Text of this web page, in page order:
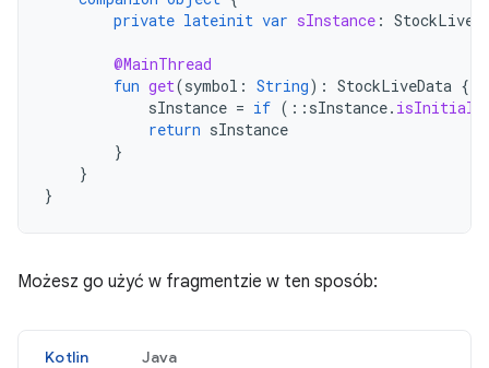
private lateinit var sInstance :
@MainThread
fun get(symbol : String): StockLiveData {
sInstance = if ( :: sInstance.
return sInstance
}
}
}
Możesz go użyć w fragmentzie w ten sposób:
Kotlin Java